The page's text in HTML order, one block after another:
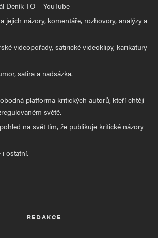
Deník TO – YouTube
jejich názory, komentáře, rozhovory, analýzy a
videopořady, satirické videoklipy, karikatury
satira a nadsázka.
platforma kritických autorů, kteří chtějí
světě.
na svět tím, že publikuje kritické názory
ostatní.
REDAKCE